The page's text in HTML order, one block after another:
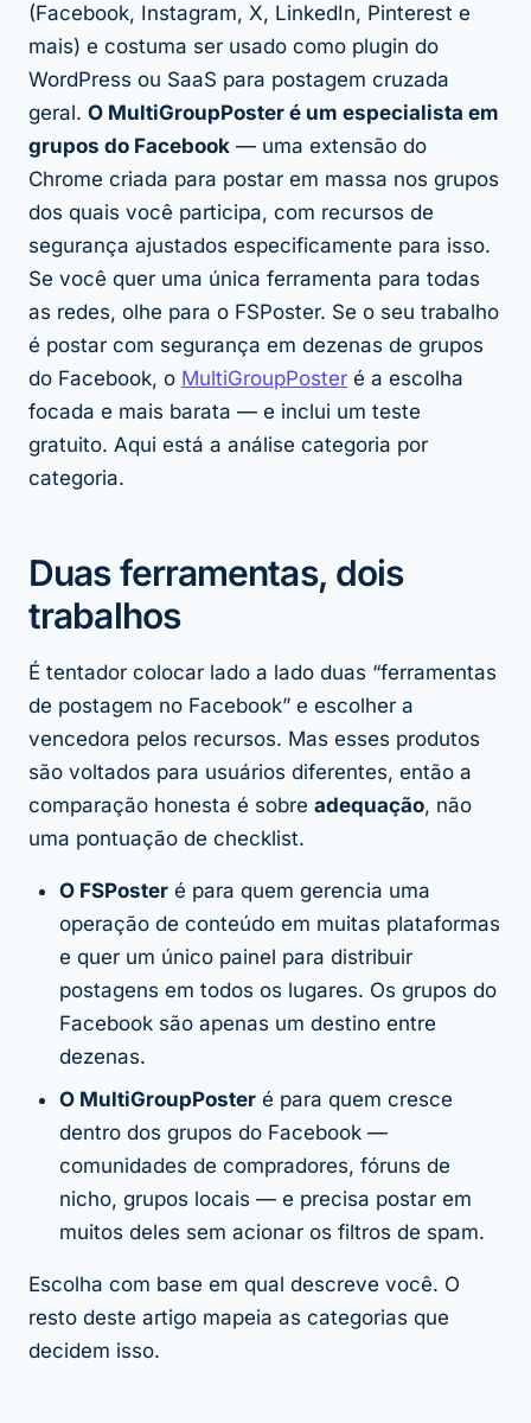
(Facebook, Instagram, X, LinkedIn, Pinterest e
mais) e costuma ser usado como plugin do
WordPress ou SaaS para postagem cruzada
geral. O MultiGroupPoster é um especialista em
grupos do Facebook — uma extensão do
Chrome criada para postar em massa nos grupos
dos quais você participa, com recursos de
segurança ajustados especificamente para isso.
Se você quer uma única ferramenta para todas
as redes, olhe para o FSPoster. Se o seu trabalho
é postar com segurança em dezenas de grupos
do Facebook, o MultiGroupPoster é a escolha
focada e mais barata — e inclui um teste
gratuito. Aqui está a análise categoria por
categoria.
Duas ferramentas, dois
trabalhos
É tentador colocar lado a lado duas “ferramentas
de postagem no Facebook” e escolher a
vencedora pelos recursos. Mas esses produtos
são voltados para usuários diferentes, então a
comparação honesta é sobre adequação, não
uma pontuação de checklist.
O FSPoster é para quem gerencia uma
operação de conteúdo em muitas plataformas
e quer um único painel para distribuir
postagens em todos os lugares. Os grupos do
Facebook são apenas um destino entre
dezenas.
O MultiGroupPoster é para quem cresce
dentro dos grupos do Facebook —
comunidades de compradores, fóruns de
nicho, grupos locais — e precisa postar em
muitos deles sem acionar os filtros de spam.
Escolha com base em qual descreve você. O
resto deste artigo mapeia as categorias que
decidem isso.